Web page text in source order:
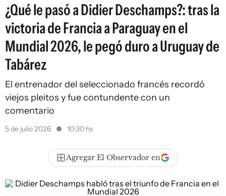
¿Qué le pasó a Didier Deschamps?: tras la
victoria de Francia a Paraguay en el
Mundial 2026, le pegó duro a Uruguay de
Tabárez
El entrenador del seleccionado francés recordó
viejos pleitos y fue contundente con un
comentario
5 de julio 2026 10:30 hs
Agregar El Observador en